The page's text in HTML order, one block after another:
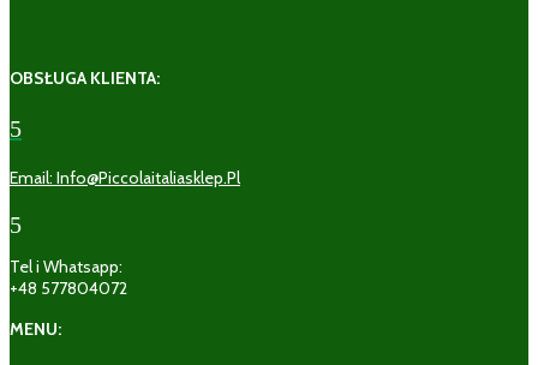
OBSŁUGA KLIENTA:
5
Email: Info@piccolaitaliasklep.pl
5
Tel i Whatsapp:
+48 577804072
MENU: